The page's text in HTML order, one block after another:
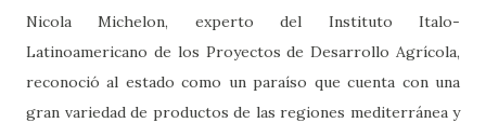
Nicola Michelon, experto del Instituto Italo-
Latinoamericano de los Proyectos de Desarrollo Agrícola,
reconoció al estado como un paraíso que cuenta con una
gran variedad de productos de las regiones mediterránea y